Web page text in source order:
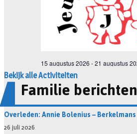
Bekijk alle Activiteiten
Familie berichten
Overleden: Annie Bolenius – Berkelmans
26 juli 2026